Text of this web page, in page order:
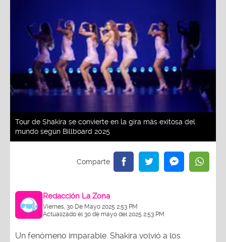
Tour de Shakira se convierte en la gira más exitosa del
mundo según Billboard 2025
Redacción La Zona
Viernes, 30 De Mayo 2025 2:53 PM
Actualizado el 30 de mayo del 2025 2:53 PM
Un fenómeno imparable. Shakira volvió a los